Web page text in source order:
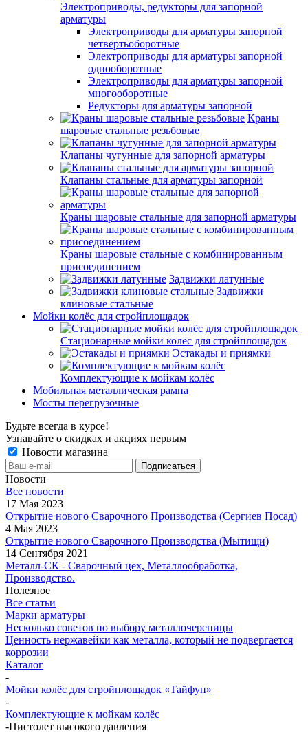
Электроприводы, редукторы для запорной
арматуры
Электроприводы для арматуры запорной
четвертьоборотные
Электроприводы для арматуры запорной
однооборотные
Электроприводы для арматуры запорной
многооборотные
Редукторы для арматуры запорной
Краны
шаровые стальные резьбовые
Клапаны чугунные для запорной арматуры
Клапаны стальные для арматуры запорной
Краны шаровые стальные для запорной арматуры
Краны шаровые стальные с комбинированным
присоединением
Задвижки латунные
Задвижки
клиновые стальные
Мойки колёс для стройплощадок
Стационарные мойки колёс для стройплощадок
Эстакады и приямки
Комплектующие к мойкам колёс
Мобильная металлическая рампа
Мосты перегрузочные
Будьте всегда в курсе!
Узнавайте о скидках и акциях первым
Новости магазина
Новости
Все новости
17 Мая 2023
Открытие нового Сварочного Производства (Сергиев Посад)
4 Мая 2023
Открытие нового Сварочного Производства (Мытищи)
14 Сентября 2021
Металл-СК - Сварочный цех, Металлообработка,
Производство.
Полезное
Все статьи
Марки арматуры
Несколько советов по выбору металлочерепицы
Ценность нержавейки как металла, который не подвергается
коррозии
Каталог
-
Мойки колёс для стройплощадок «Тайфун»
-
Комплектующие к мойкам колёс
-Пистолет высокого давления